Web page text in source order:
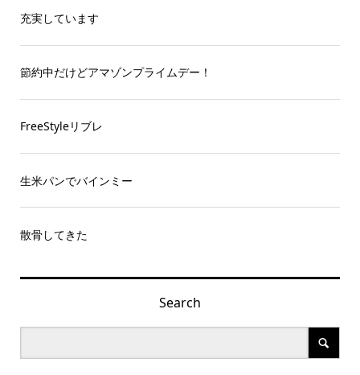
充実しています
節約中だけどアマゾンプライムデー！
FreeStyleリブレ
生米パンでバインミー
散骨してきた
Search